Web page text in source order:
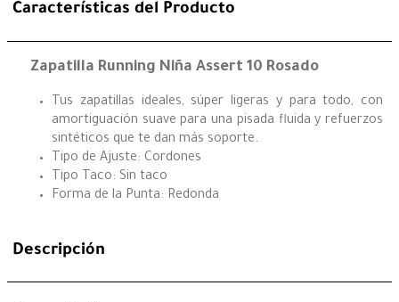
Características del Producto
Zapatilla Running Niña Assert 10 Rosado
Tus zapatillas ideales, súper ligeras y para todo, con
amortiguación suave para una pisada fluida y refuerzos
sintéticos que te dan más soporte.
Tipo de Ajuste: Cordones
Tipo Taco: Sin taco
Forma de la Punta: Redonda
Descripción